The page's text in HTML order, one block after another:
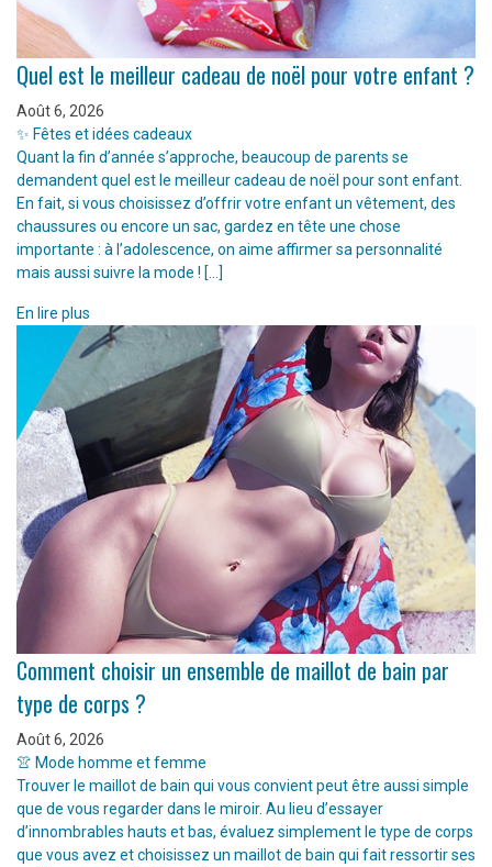
Quel est le meilleur cadeau de noël pour votre enfant ?
Août 6, 2026
✨ Fêtes et idées cadeaux
Quant la fin d’année s’approche, beaucoup de parents se
demandent quel est le meilleur cadeau de noël pour sont enfant.
En fait, si vous choisissez d’offrir votre enfant un vêtement, des
chaussures ou encore un sac, gardez en tête une chose
importante : à l’adolescence, on aime affirmer sa personnalité
mais aussi suivre la mode ! […]
En lire plus
Comment choisir un ensemble de maillot de bain par
type de corps ?
Août 6, 2026
👚 Mode homme et femme
Trouver le maillot de bain qui vous convient peut être aussi simple
que de vous regarder dans le miroir. Au lieu d’essayer
d’innombrables hauts et bas, évaluez simplement le type de corps
que vous avez et choisissez un maillot de bain qui fait ressortir ses